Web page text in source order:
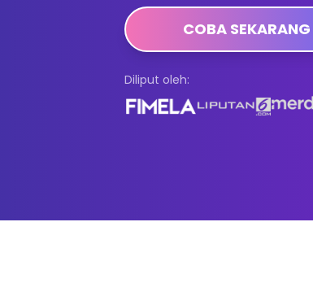
COBA SEKARANG
Diliput oleh: